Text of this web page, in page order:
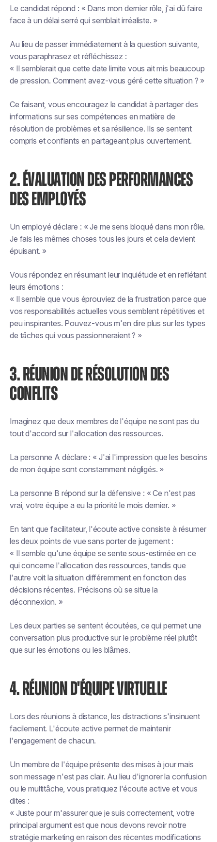
Le candidat répond : « Dans mon dernier rôle, j'ai dû faire
face à un délai serré qui semblait irréaliste. »
Au lieu de passer immédiatement à la question suivante,
vous paraphrasez et réfléchissez :
« Il semblerait que cette date limite vous ait mis beaucoup
de pression. Comment avez-vous géré cette situation ? »
Ce faisant, vous encouragez le candidat à partager des
informations sur ses compétences en matière de
résolution de problèmes et sa résilience. Ils se sentent
compris et confiants en partageant plus ouvertement.
2. ÉVALUATION DES PERFORMANCES
DES EMPLOYÉS
Un employé déclare : « Je me sens bloqué dans mon rôle.
Je fais les mêmes choses tous les jours et cela devient
épuisant. »
Vous répondez en résumant leur inquiétude et en reflétant
leurs émotions :
« Il semble que vous éprouviez de la frustration parce que
vos responsabilités actuelles vous semblent répétitives et
peu inspirantes. Pouvez-vous m'en dire plus sur les types
de tâches qui vous passionneraient ? »
3. RÉUNION DE RÉSOLUTION DES
CONFLITS
Imaginez que deux membres de l'équipe ne sont pas du
tout d'accord sur l'allocation des ressources.
La personne A déclare : « J'ai l'impression que les besoins
de mon équipe sont constamment négligés. »
La personne B répond sur la défensive : « Ce n'est pas
vrai, votre équipe a eu la priorité le mois dernier. »
En tant que facilitateur, l'écoute active consiste à résumer
les deux points de vue sans porter de jugement :
« Il semble qu'une équipe se sente sous-estimée en ce
qui concerne l'allocation des ressources, tandis que
l'autre voit la situation différemment en fonction des
décisions récentes. Précisons où se situe la
déconnexion. »
Les deux parties se sentent écoutées, ce qui permet une
conversation plus productive sur le problème réel plutôt
que sur les émotions ou les blâmes.
4. RÉUNION D'ÉQUIPE VIRTUELLE
Lors des réunions à distance, les distractions s'insinuent
facilement. L'écoute active permet de maintenir
l'engagement de chacun.
Un membre de l'équipe présente des mises à jour mais
son message n'est pas clair. Au lieu d'ignorer la confusion
ou le multitâche, vous pratiquez l'écoute active et vous
dites :
« Juste pour m'assurer que je suis correctement, votre
principal argument est que nous devons revoir notre
stratégie marketing en raison des récentes modifications